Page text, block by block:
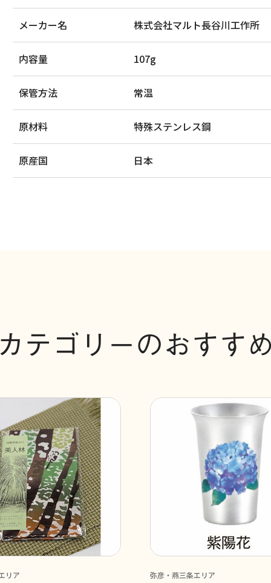
メーカー名 株式会社マルト長谷川工作所
内容量 107g
保管方法 常温
原材料 特殊ステンレス鋼
原産国 日本
テゴリーのおすす
リア 弥彦・燕三条エリア